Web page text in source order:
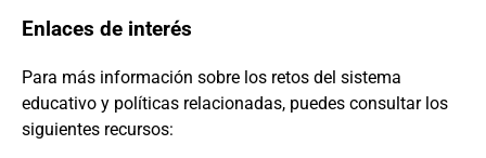
Enlaces de interés
Para más información sobre los retos del sistema
educativo y políticas relacionadas, puedes consultar los
siguientes recursos: